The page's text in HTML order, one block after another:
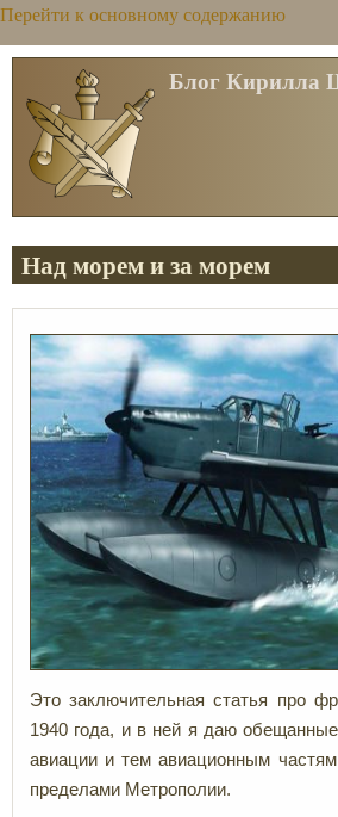
Перейти к основному содержанию
Блог Кирилла
Над морем и за морем
Это заключительная статья про
1940 года, и в ней я даю
авиации и тем авиационным
пределами Метрополии.